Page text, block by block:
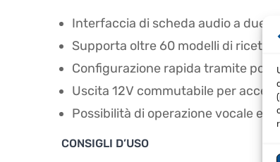
Interfaccia di scheda audio a due
Supporta oltre 60 modelli di
Configurazione rapida tramite
Uscita 12V commutabile per
Possibilità di operazione vocale e
CONSIGLI D’USO